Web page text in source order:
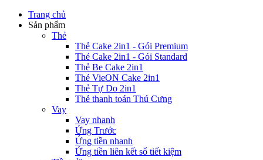
Trang chủ
Sản phẩm
Thẻ
Thẻ Cake 2in1 - Gói Premium
Thẻ Cake 2in1 - Gói Standard
Thẻ Be Cake 2in1
Thẻ VieON Cake 2in1
Thẻ Tự Do 2in1
Thẻ thanh toán Thú Cưng
Vay
Vay nhanh
Ứng Trước
Ứng tiền nhanh
Ứng tiền liên kết sổ tiết kiệm